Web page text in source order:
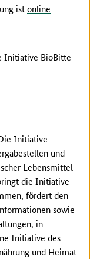
istonline
Initiative BioBitte
Initiative
und
Lebensmittel
die Initiative
fördert den
sowie
in
Initiative des
und Heimat